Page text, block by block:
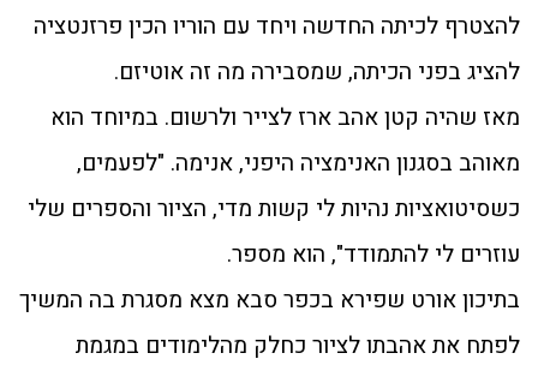
להצטרף לכיתה החדשה ויחד עם הוריו הכין פרזנטציה
להציג בפני הכיתה, שמסבירה מה זה אוטיזם.
מאז שהיה קטן אהב ארז לצייר ולרשום. במיוחד הוא
מאוהב בסגנון האנימציה היפני, אנימה. "לפעמים,
כשסיטואציות נהיות לי קשות מדי, הציור והספרים שלי
עוזרים לי להתמודד", הוא מספר.
בתיכון אורט שפירא בכפר סבא מצא מסגרת בה המשיך
לפתח את אהבתו לציור כחלק מהלימודים במגמת